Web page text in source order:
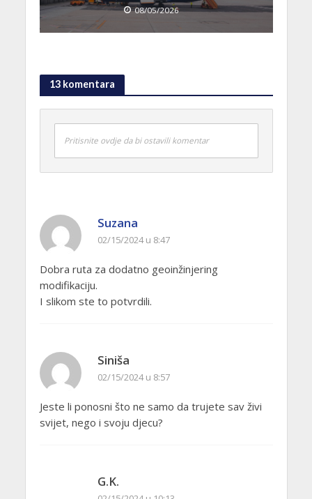
08/05/2026
13 komentara
Pritisnite ovdje da bi ostavili komentar
Suzana
02/15/2024 u 8:47
Dobra ruta za dodatno geoinžinjering
modifikaciju.
I slikom ste to potvrdili.
Siniša
02/15/2024 u 8:57
Jeste li ponosni što ne samo da trujete sav živi
svijet, nego i svoju djecu?
G.K.